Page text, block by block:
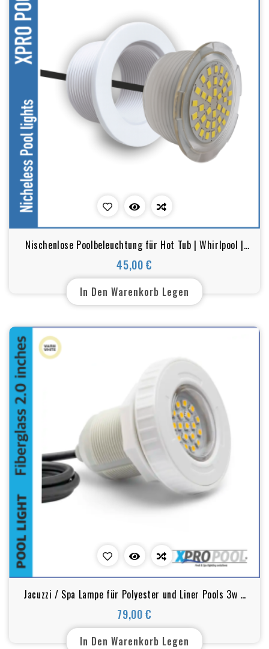
Nischenlose Poolbeleuchtung für Hot Tub | Whirlpool |
Jacuzzi | 1,5 Zoll | 54x46x25 mm
45,00 €
Preis
In Den Warenkorb Legen
Jacuzzi / Spa Lampe für Polyester und Liner Pools 3w 2
Zoll | warm weiß
79,00 €
Preis
In Den Warenkorb Legen